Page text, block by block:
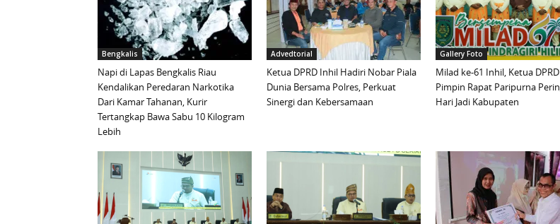
Bengkalis
Napi di Lapas Bengkalis Riau
Kendalikan Peredaran Narkotika
Dari Kamar Tahanan, Kurir
Tertangkap Bawa Sabu 10 Kilogram
Lebih
Advedtorial
Ketua DPRD Inhil Hadiri Nobar Piala
Dunia Bersama Polres, Perkuat
Sinergi dan Kebersamaan
Gallery Foto
Milad ke-61 Inhil, Ketua DPRD
Pimpin Rapat Paripurna
Hari Jadi Kabupaten